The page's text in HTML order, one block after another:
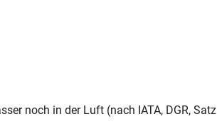
noch in der Luft (nach IATA, DGR, Satz